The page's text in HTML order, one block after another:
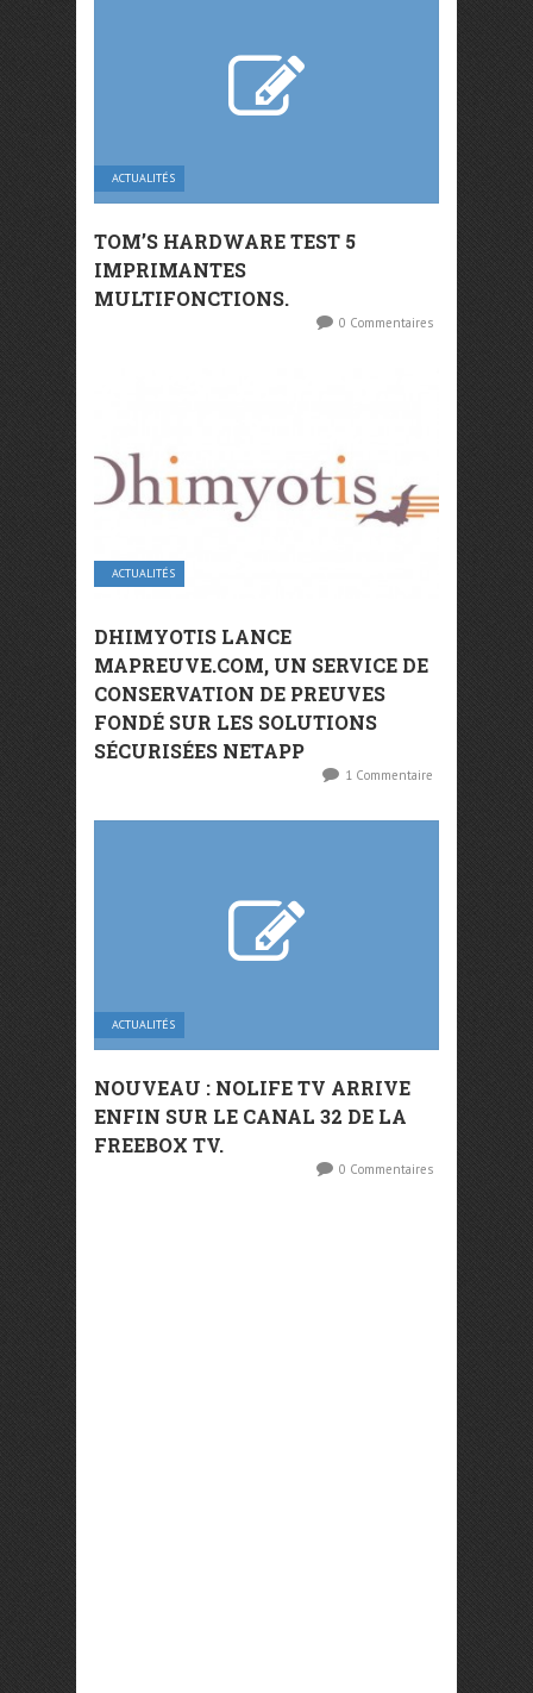
ACTUALITÉS
TOM’S HARDWARE TEST 5
IMPRIMANTES
MULTIFONCTIONS.
0 Commentaires
ACTUALITÉS
DHIMYOTIS LANCE
MAPREUVE.COM, UN SERVICE DE
CONSERVATION DE PREUVES
FONDÉ SUR LES SOLUTIONS
SÉCURISÉES NETAPP
1 Commentaire
ACTUALITÉS
NOUVEAU : NOLIFE TV ARRIVE
ENFIN SUR LE CANAL 32 DE LA
FREEBOX TV.
0 Commentaires